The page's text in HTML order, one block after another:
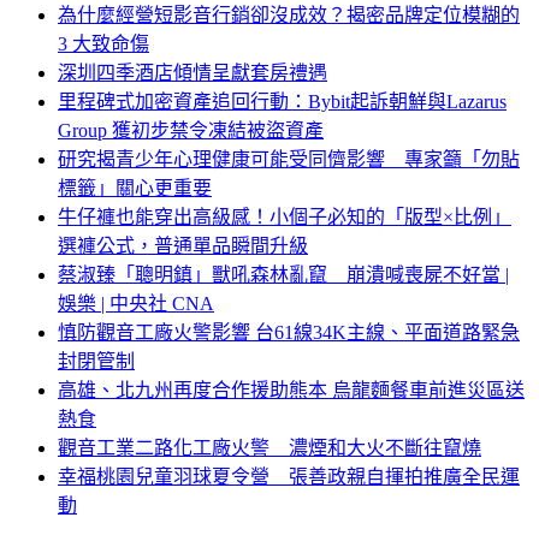
為什麼經營短影音行銷卻沒成效？揭密品牌定位模糊的
3 大致命傷
深圳四季酒店傾情呈獻套房禮遇
里程碑式加密資產追回行動：Bybit起訴朝鮮與Lazarus
Group 獲初步禁令凍結被盜資產
研究揭青少年心理健康可能受同儕影響 專家籲「勿貼
標籤」關心更重要
牛仔褲也能穿出高級感！小個子必知的「版型×比例」
選褲公式，普通單品瞬間升級
蔡淑臻「聰明鎮」獸吼森林亂竄 崩潰喊喪屍不好當 |
娛樂 | 中央社 CNA
慎防觀音工廠火警影響 台61線34K主線、平面道路緊急
封閉管制
高雄、北九州再度合作援助熊本 烏龍麵餐車前進災區送
熱食
觀音工業二路化工廠火警 濃煙和大火不斷往竄燒
幸福桃園兒童羽球夏令營 張善政親自揮拍推廣全民運
動